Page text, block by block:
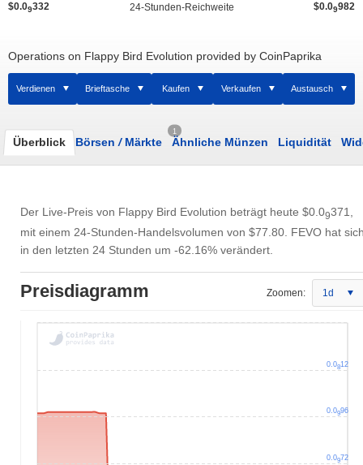
$0.09332 24-Stunden-Reichweite $0.09982
Operations on Flappy Bird Evolution provided by CoinPaprika
Verdienen Brieftasche Kaufen Verkaufen Austausch
Überblick Börsen /Märkte
1
Ähnliche Münzen Liquidität
Der Live-Preis von Flappy Bird Evolution beträgt heute $0.09371
mit einem 24-Stunden-Handelsvolumen von $77.80 . FEVO hat
in den letzten 24 Stunden um -62.16% verändert.
Preisdiagramm Zoomen: 1d
0.0972
0.0996
0.0812